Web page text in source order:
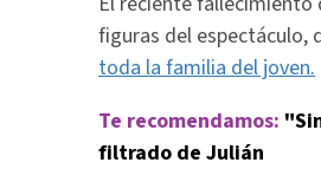
figuras del espectáculo,
toda la familia del joven.
Te recomendamos:
filtrado de Julián